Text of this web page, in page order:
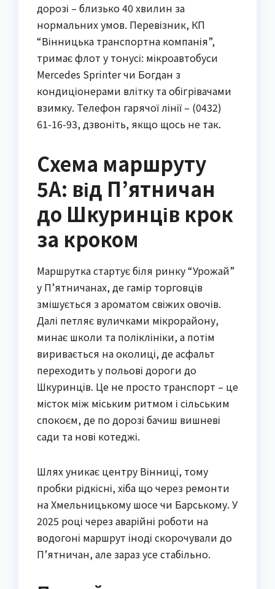
дорозі – близько 40 хвилин за
нормальних умов. Перевізник, КП
“Вінницька транспортна компанія”,
тримає флот у тонусі: мікроавтобуси
Mercedes Sprinter чи Богдан з
кондиціонерами влітку та обігрівачами
взимку. Телефон гарячої лінії – (0432)
61-16-93, дзвоніть, якщо щось не так.
Схема маршруту
5А: від П’ятничан
до Шкуринців крок
за кроком
Маршрутка стартує біля ринку “Урожай”
у П’ятничанах, де гамір торговців
змішується з ароматом свіжих овочів.
Далі петляє вуличками мікрорайону,
минає школи та поліклініки, а потім
виривається на околиці, де асфальт
переходить у польові дороги до
Шкуринців. Це не просто транспорт – це
місток між міським ритмом і сільським
спокоєм, де по дорозі бачиш вишневі
сади та нові котеджі.
Шлях уникає центру Вінниці, тому
пробки рідкісні, хіба що через ремонти
на Хмельницькому шосе чи Барському. У
2025 році через аварійні роботи на
водогоні маршрут іноді скорочували до
П’ятничан, але зараз усе стабільно.